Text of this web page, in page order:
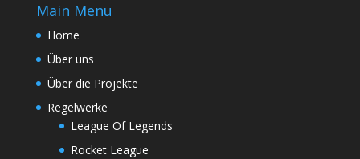
Main Menu
Home
Über uns
Über die Projekte
Regelwerke
League Of Legends
Rocket League